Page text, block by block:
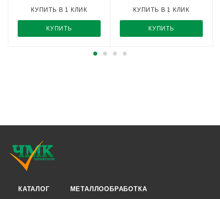
КУПИТЬ
КУПИТЬ В 1 КЛИК
КУПИТЬ
КУПИТЬ В 1 КЛИК
КАТАЛОГ МЕТАЛЛООБРАБОТКА